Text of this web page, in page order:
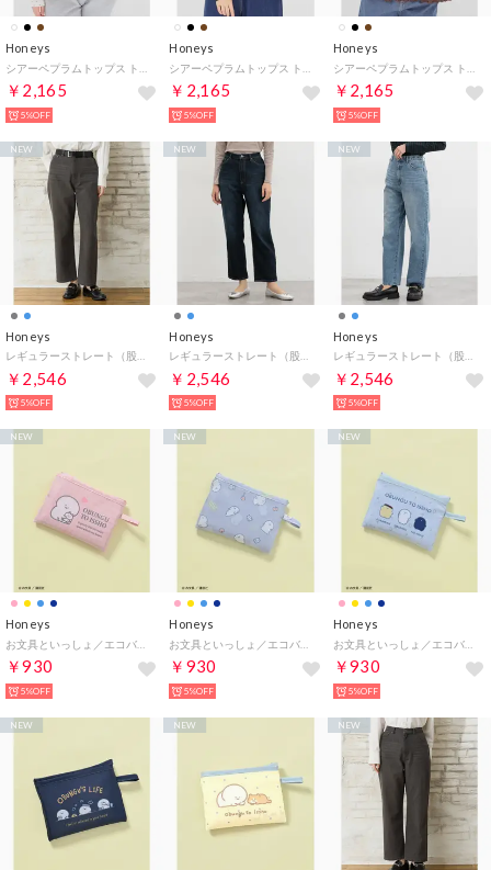
Honeys
￥2,165
5%OFF
Honeys
￥2,165
5%OFF
Honeys
￥2,165
5%OFF
Honeys
￥2,546
NEW
5%OFF
Honeys
￥2,546
NEW
5%OFF
Honeys
￥2,546
NEW
5%OFF
Honeys
￥930
NEW
5%OFF
Honeys
￥930
NEW
5%OFF
Honeys
お文具といっしょ／エコバッグ バッグ 鞄 エコバッグ エコバック お文具といっしょ イラスト 総柄 キュート オールシーズン レディース （サックス）
￥930
NEW
5%OFF
NEW NEW NEW